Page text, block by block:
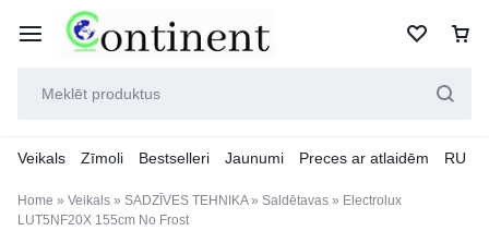
Veikals Zīmoli Bestselleri Jaunumi Preces ar atlaidēm RU
Home » Veikals » SADZĪVES TEHNIKA» Saldētavas » Electrolux
LUT5NF20X 155cm No Frost